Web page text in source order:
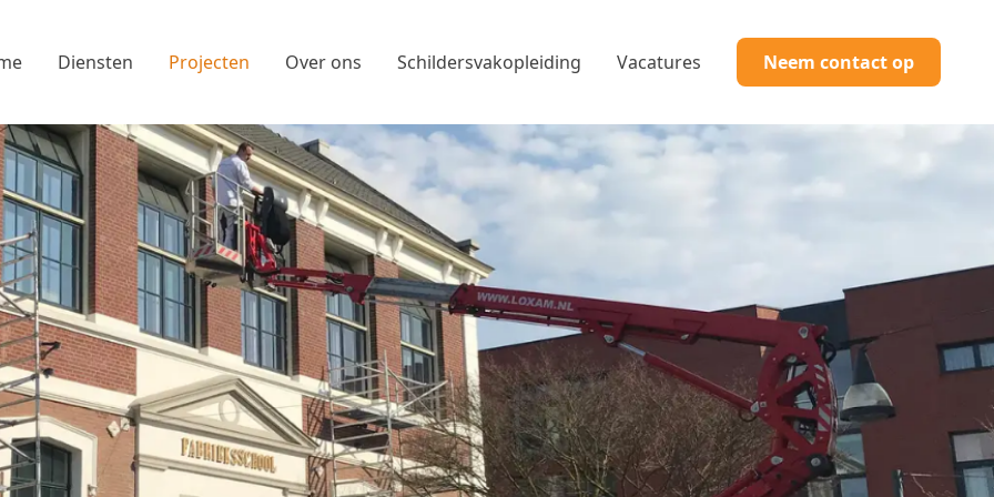
Diensten Projecten Over ons Schildersvakopleiding Vacatures Neem contact op